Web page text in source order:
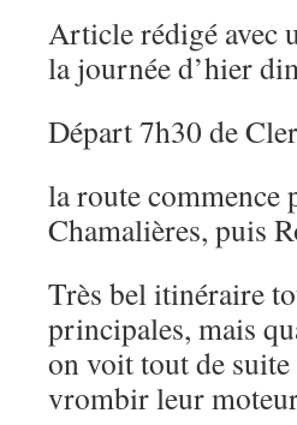
Article rédigé avec
la journée d’hier
Départ 7h30 de
la route commence
Chamalières, puis
Très bel itinéraire
principales, mais
on voit tout de
vrombir leur